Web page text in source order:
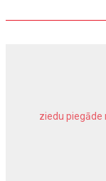
ziedu piegāde